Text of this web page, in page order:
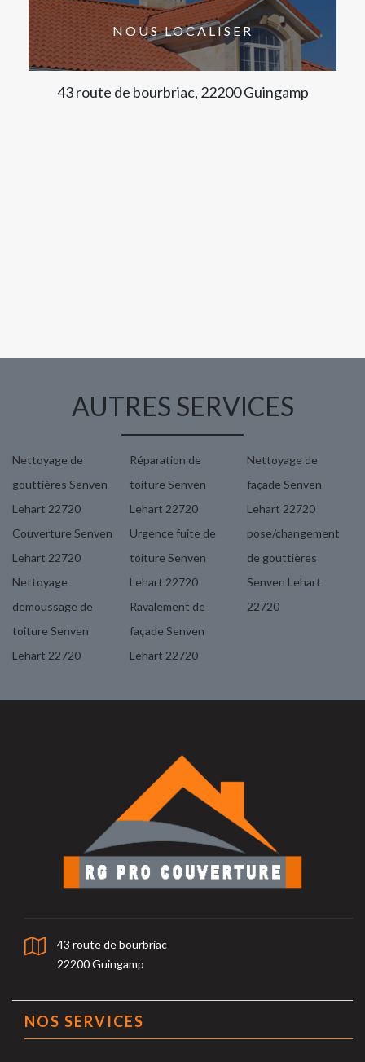
NOUS LOCALISER
43 route de bourbriac, 22200 Guingamp
AUTRES SERVICES
Nettoyage de
gouttières Senven
Lehart 22720
Couverture Senven
Lehart 22720
Nettoyage
demoussage de
toiture Senven
Lehart 22720
Réparation de
toiture Senven
Lehart 22720
Urgence fuite de
toiture Senven
Lehart 22720
Ravalement de
façade Senven
Lehart 22720
Nettoyage de
façade Senven
Lehart 22720
pose/changement
de gouttières
Senven Lehart
22720
43 route de bourbriac
22200 Guingamp
NOS SERVICES